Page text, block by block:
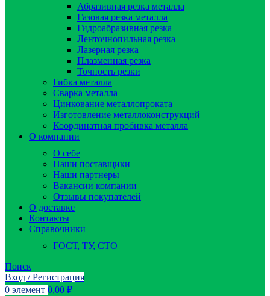
Абразивная резка металла
Газовая резка металла
Гидроaбразивная резка
Ленточнопильная резка
Лазерная резка
Плазменная резка
Точность резки
Гибка металла
Сварка металла
Цинкование металлопроката
Изготовление металлоконструкций
Координатная пробивка металла
О компании
О себе
Наши поставщики
Наши партнеры
Вакансии компании
Отзывы покупателей
О доставке
Контакты
Справочники
ГОСТ, ТУ, СТО
Поиск
Вход / Регистрация
0 элемент 0,00 ₽